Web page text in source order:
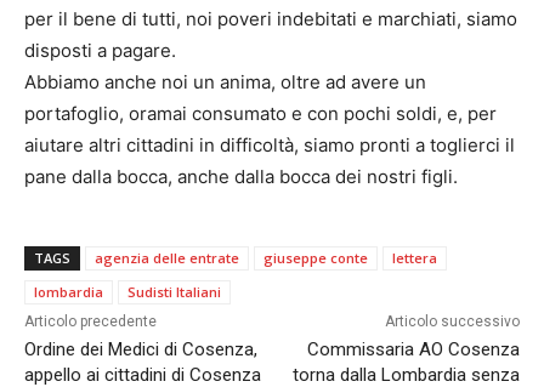
per il bene di tutti, noi poveri indebitati e marchiati, siamo
disposti a pagare.
Abbiamo anche noi un anima, oltre ad avere un
portafoglio, oramai consumato e con pochi soldi, e, per
aiutare altri cittadini in difficoltà, siamo pronti a toglierci il
pane dalla bocca, anche dalla bocca dei nostri figli.
TAGS agenzia delle entrate giuseppe conte
lettera
lombardia
Sudisti Italiani
Articolo precedente
Ordine dei Medici di Cosenza,
appello ai cittadini di Cosenza
Articolo successivo
Commissaria AO Cosenza
torna dalla Lombardia senza